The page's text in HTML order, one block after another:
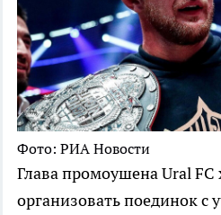
Фото: РИА Новости
Глава промоушена Ural FC
организовать поединок с